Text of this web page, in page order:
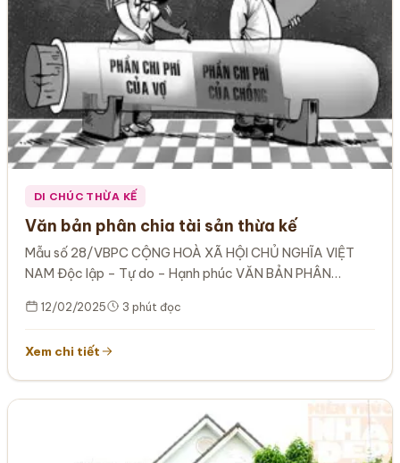
DI CHÚC THỪA KẾ
Văn bản phân chia tài sản thừa kế
Mẫu số 28/VBPC CỘNG HOÀ XÃ HỘI CHỦ NGHĨA VIỆT
NAM Độc lập – Tự do – Hạnh phúc VĂN BẢN PHÂN…
12/02/2025 3 phút đọc
Xem chi tiết